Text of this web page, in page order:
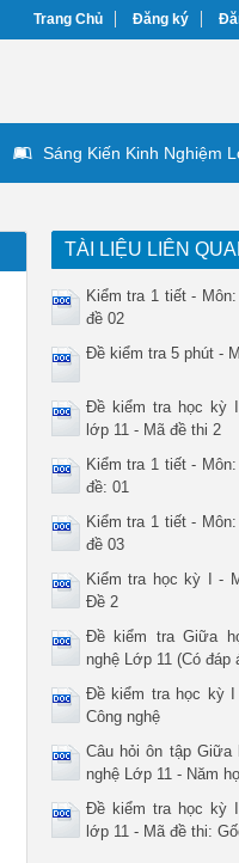
Trang Chủ Đăng ký
Sáng Kiến Kinh Nghiệm
TÀI LIỆU LIÊN
Kiểm tra 1 tiết -
đề 02
Đề kiểm tra 5 phút -
Đề kiểm tra học kỳ
lớp 11 - Mã đề thi 2
Kiểm tra 1 tiết -
đề: 01
Kiểm tra 1 tiết -
đề 03
Kiểm tra học kỳ I -
Đề 2
Đề kiểm tra Giữa
nghệ Lớp 11 (Có đáp
Đề kiểm tra học kỳ
Công nghệ
Câu hỏi ôn tập
nghệ Lớp 11 - Năm
Đề kiểm tra học kỳ
lớp 11 - Mã đề thi: